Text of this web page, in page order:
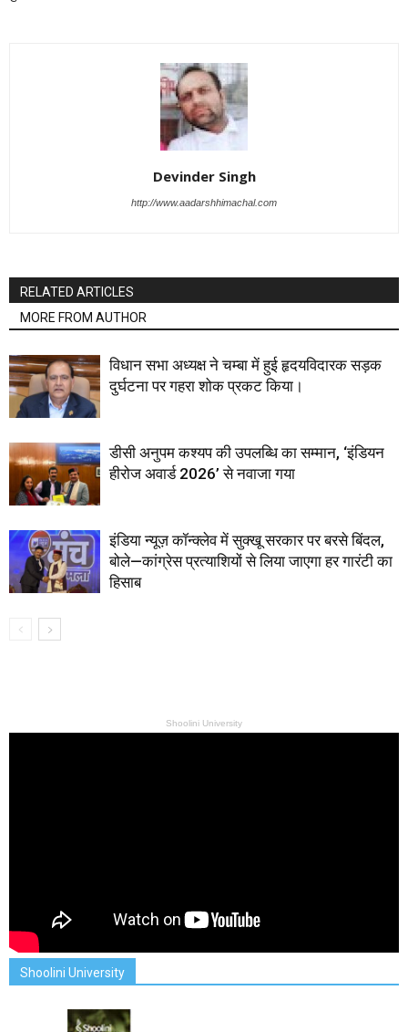
Devinder Singh
http://www.aadarshhimachal.com
RELATED ARTICLES
MORE FROM AUTHOR
विधान सभा अध्यक्ष ने चम्बा में हुई हृदयविदारक सड़क
दुर्घटना पर गहरा शोक प्रकट किया।
डीसी अनुपम कश्यप की उपलब्धि का सम्मान, ‘इंडियन
हीरोज अवार्ड 2026’ से नवाजा गया
इंडिया न्यूज़ कॉन्क्लेव में सुक्खू सरकार पर बरसे बिंदल,
बोले—कांग्रेस प्रत्याशियों से लिया जाएगा हर गारंटी का
हिसाब
Shoolini University
Shoolini University